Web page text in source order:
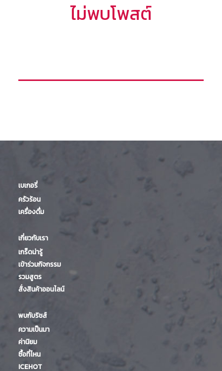
ไม่พบโพสต์
เบเกอรี่
ครัวร้อน
เครื่องดื่ม
เกี่ยวกับเรา
เกร็ดน่ารู้
เข้าร่วมกิจกรรม
รวมสูตร
สั่งสินค้าออนไลน์
พบกับริชส์
ความเป็นมา
ค่านิยม
ซื้อที่ไหน
ICEHOT